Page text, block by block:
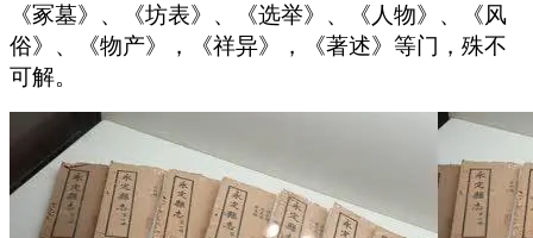
《冢墓》、《坊表》、《选举》、《人物》、《风
俗》、《物产》，《祥异》，《著述》等门，殊不
可解。